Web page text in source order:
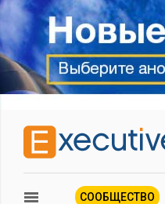
СООБЩЕСТВО